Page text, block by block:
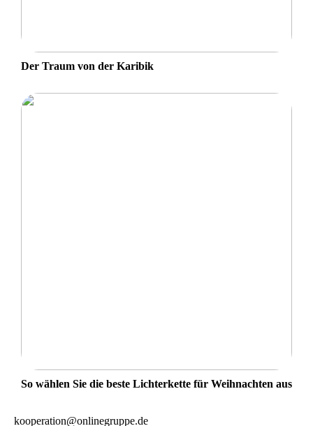
Der Traum von der Karibik
So wählen Sie die beste Lichterkette für Weihnachten aus
kooperation@onlinegruppe.de